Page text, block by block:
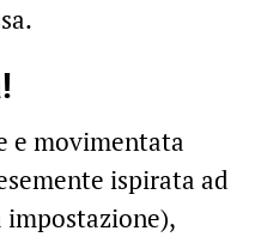
e movimentata
ispirata ad